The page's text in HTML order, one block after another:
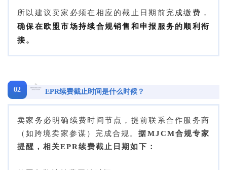
所以建议卖家必须在相应的截止日期前完成缴费，
确保在欧盟市场持续合规销售和申报服务的顺利衔
接。
02 EPR续费截止时间是什么时候？
卖家务必明确续费时间节点，提前联系合作服务商
（如跨境卖家参谋）完成合规。据MJCM合规专家
提醒，相关EPR续费截止日期如下：